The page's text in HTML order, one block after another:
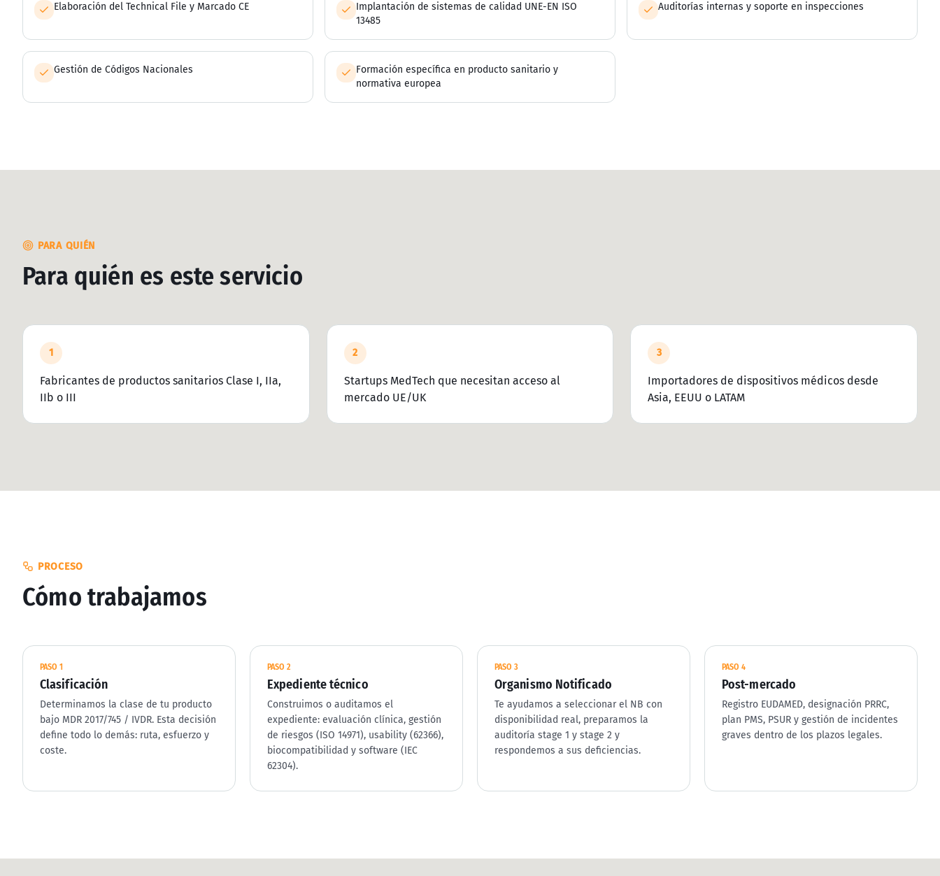
Elaboración del Technical File y Marcado CE
Implantación de sistemas de calidad UNE-EN ISO
13485
Auditorías internas y soporte en inspecciones
Gestión de Códigos Nacionales
Formación específica en producto sanitario y
normativa europea
PARA QUIÉN
Para quién es este servicio
1
Fabricantes de productos sanitarios Clase I, IIa,
IIb o III
2
Startups MedTech que necesitan acceso al
mercado UE/UK
3
Importadores de dispositivos médicos desde
Asia, EEUU o LATAM
PROCESO
Cómo trabajamos
PASO 1
Clasificación
Determinamos la clase de tu producto
bajo MDR 2017/745 / IVDR. Esta decisión
define todo lo demás: ruta, esfuerzo y
coste.
PASO 2
Expediente técnico
Construimos o auditamos el
expediente: evaluación clínica, gestión
de riesgos (ISO 14971), usability (62366),
biocompatibilidad y software (IEC
62304).
PASO 3
Organismo Notificado
Te ayudamos a seleccionar el NB con
disponibilidad real, preparamos la
auditoría stage 1 y stage 2 y
respondemos a sus deficiencias.
PASO 4
Post-mercado
Registro EUDAMED, designación PRRC,
plan PMS, PSUR y gestión de incidentes
graves dentro de los plazos legales.